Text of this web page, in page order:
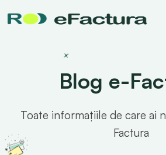
Blog e-
Toate informațiile de care ai
Factura